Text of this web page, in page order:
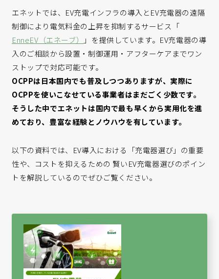
エネットでは、EV充電インフラの導入とEV充電器の遠隔
制御により電気料金の上昇を抑制するサービス「
EnneEV（エネーブ）
」を提供しています。EV充電器の導
入のご相談から設置・制御運用・アフターケアまでワン
ストップで対応可能です。
OCPPは日本国内でも普及しつつありますが、実際に
OCPPを使いこなせている事業者はまだごく少数です。
そうした中でエネットは国内で最も早くから実用化を進
めており、豊富な経験とノウハウを有しています。
以下の資料では、EV導入における「充電器選び」の重要
性や、コストを抑えるための 賢いEV充電器選びのポイン
トを解説しているのでぜひご覧ください。